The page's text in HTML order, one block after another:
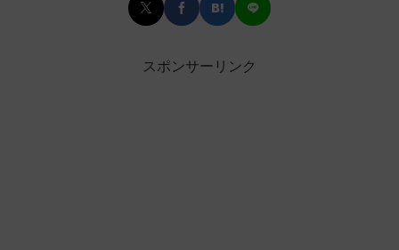
スポンサーリンク